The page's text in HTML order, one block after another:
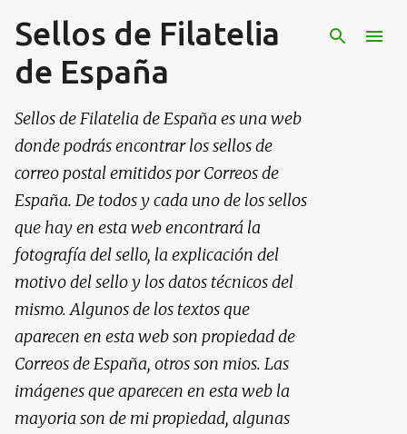
Ir al contenido principal
Sellos de Filatelia
de España
Sellos de Filatelia de España es una web
donde podrás encontrar los sellos de
correo postal emitidos por Correos de
España. De todos y cada uno de los sellos
que hay en esta web encontrará la
fotografía del sello, la explicación del
motivo del sello y los datos técnicos del
mismo. Algunos de los textos que
aparecen en esta web son propiedad de
Correos de España, otros son mios. Las
imágenes que aparecen en esta web la
mayoria son de mi propiedad, algunas